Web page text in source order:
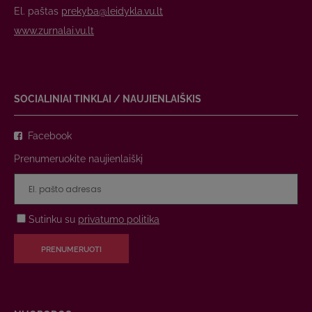
El. paštas prekyba@leidykla.vu.lt
www.zurnalai.vu.lt
SOCIALINIAI TINKLAI / NAUJIENLAIŠKIS
Facebook
Prenumeruokite naujienlaiškį
Sutinku su privatumo politika
PRENUMERUOTI